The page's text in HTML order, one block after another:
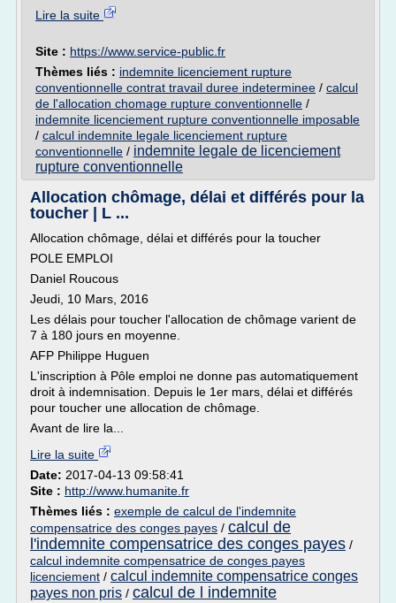
Lire la suite
Site : https://www.service-public.fr
Thèmes liés : indemnite licenciement rupture
conventionnelle contrat travail duree indeterminee / calcul
de l'allocation chomage rupture conventionnelle /
indemnite licenciement rupture conventionnelle imposable
/ calcul indemnite legale licenciement rupture
conventionnelle / indemnite legale de licenciement
rupture conventionnelle
Allocation chômage, délai et différés pour la
toucher | L ...
Allocation chômage, délai et différés pour la toucher
POLE EMPLOI
Daniel Roucous
Jeudi, 10 Mars, 2016
Les délais pour toucher l'allocation de chômage varient de
7 à 180 jours en moyenne.
AFP Philippe Huguen
L'inscription à Pôle emploi ne donne pas automatiquement
droit à indemnisation. Depuis le 1er mars, délai et différés
pour toucher une allocation de chômage.
Avant de lire la...
Lire la suite
Date: 2017-04-13 09:58:41
Site : http://www.humanite.fr
Thèmes liés : exemple de calcul de l'indemnite
compensatrice des conges payes / calcul de
l'indemnite compensatrice des conges payes /
calcul indemnite compensatrice de conges payes
licenciement / calcul indemnite compensatrice conges
payes non pris / calcul de l indemnite